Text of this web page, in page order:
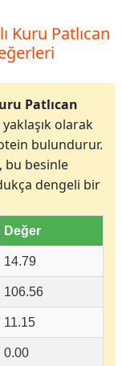
Kuru Patlıcan
Patlıcan
yaklaşık olarak
bulundurur.
bu besinle
dengeli bir
Değer
14.79
106.56
11.15
0.00